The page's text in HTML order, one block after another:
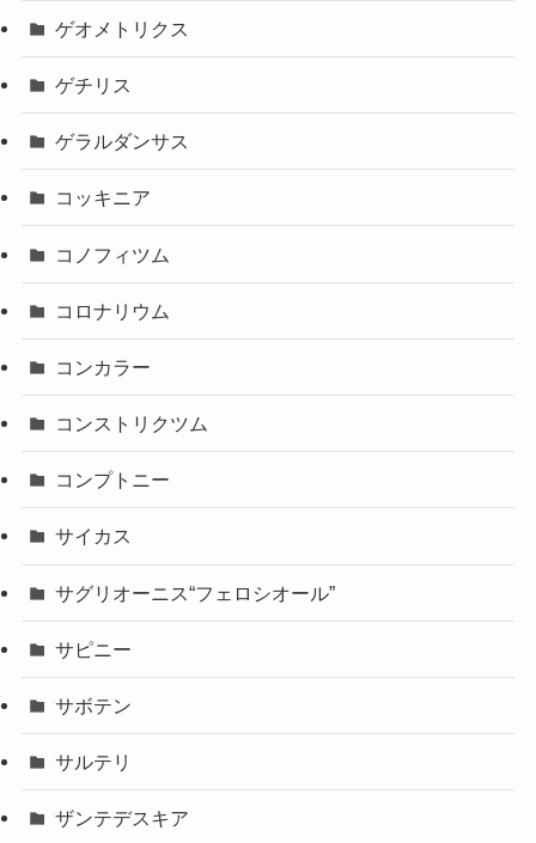
ゲオメトリクス
ゲチリス
ゲラルダンサス
コッキニア
コノフィツム
コロナリウム
コンカラー
コンストリクツム
コンプトニー
サイカス
サグリオーニス“フェロシオール”
サピニー
サボテン
サルテリ
ザンテデスキア